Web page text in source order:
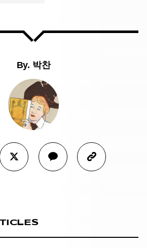
By. 박찬